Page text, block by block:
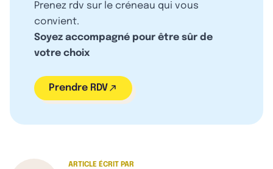
Prenez rdv sur le créneau qui vous
convient.
Soyez accompagné pour être sûr de
votre choix
Prendre RDV
ARTICLE ÉCRIT PAR